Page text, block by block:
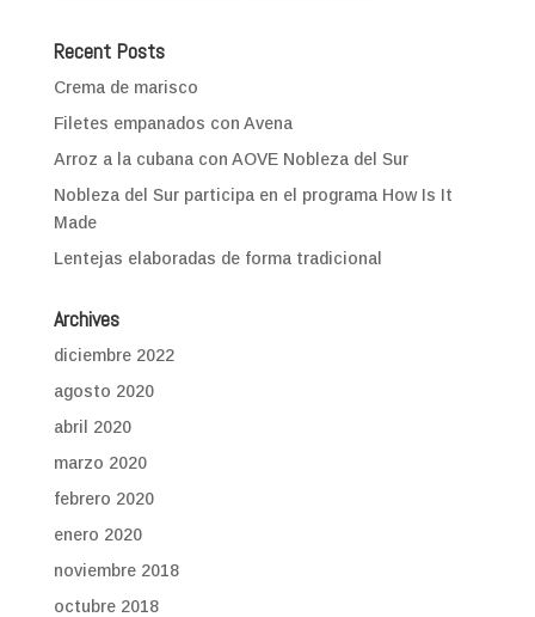
Recent Posts
Crema de marisco
Filetes empanados con Avena
Arroz a la cubana con AOVE Nobleza del Sur
Nobleza del Sur participa en el programa How Is It
Made
Lentejas elaboradas de forma tradicional
Archives
diciembre 2022
agosto 2020
abril 2020
marzo 2020
febrero 2020
enero 2020
noviembre 2018
octubre 2018